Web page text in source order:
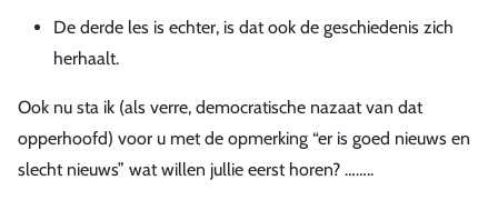
De derde les is echter, is dat ook de geschiedenis zich
herhaalt.
Ook nu sta ik (als verre, democratische nazaat van dat
opperhoofd) voor u met de opmerking “er is goed nieuws en
slecht nieuws” wat willen jullie eerst horen? ……..